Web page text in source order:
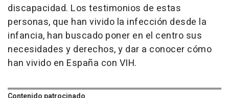
discapacidad. Los testimonios de estas
personas, que han vivido la infección desde la
infancia, han buscado poner en el centro sus
necesidades y derechos, y dar a conocer cómo
han vivido en España con VIH.